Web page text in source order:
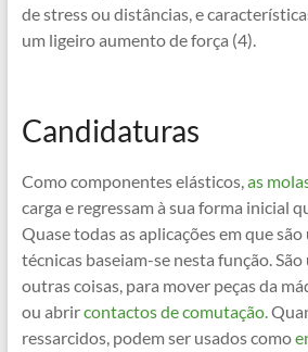
de stress ou distâncias, e
um ligeiro aumento de força (4).
Candidaturas
Como componentes elásticos,as
carga e regressam à sua forma inicial
Quase todas as aplicações em que
técnicas baseiam-se nesta função.
outras coisas, para mover peças da
ou abrircontactos de comutação.
ressarcidos, podem ser usados como